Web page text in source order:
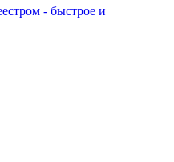
- быстрое и